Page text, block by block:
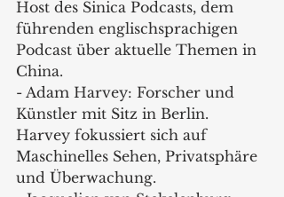
Host des Sinica Podcasts, dem
führenden englischsprachigen
Podcast über aktuelle Themen in
China.
- Adam Harvey: Forscher und
Künstler mit Sitz in Berlin.
Harvey fokussiert sich auf
Maschinelles Sehen, Privatsphäre
und Überwachung.